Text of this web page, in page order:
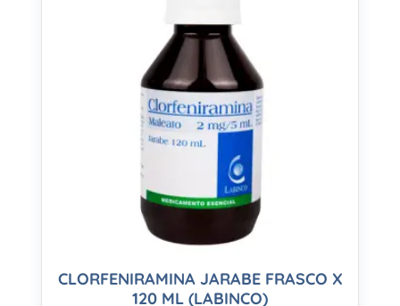
CLORFENIRAMINA JARABE FRASCO X
120 ML (LABINCO)